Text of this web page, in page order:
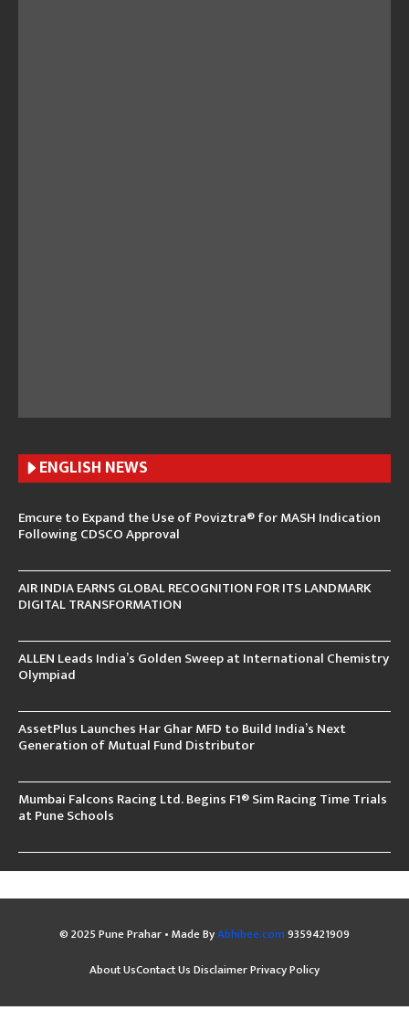
ENGLISH NEWS
Emcure to Expand the Use of Poviztra® for MASH Indication
Following CDSCO Approval
AIR INDIA EARNS GLOBAL RECOGNITION FOR ITS LANDMARK
DIGITAL TRANSFORMATION
ALLEN Leads India’s Golden Sweep at International Chemistry
Olympiad
AssetPlus Launches Har Ghar MFD to Build India’s Next
Generation of Mutual Fund Distributor
Mumbai Falcons Racing Ltd. Begins F1® Sim Racing Time Trials
at Pune Schools
© 2025 Pune Prahar • Made ByAbhibee.com9359421909
About UsContact UsDisclaimerPrivacy Policy